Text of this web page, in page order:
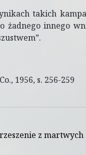
takich
żadnego innego
1956, s. 256-259
z martwych